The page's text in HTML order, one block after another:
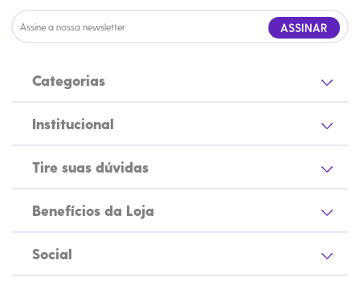
ASSINAR
Categorias
Institucional
Tire suas dúvidas
Benefícios da Loja
Social